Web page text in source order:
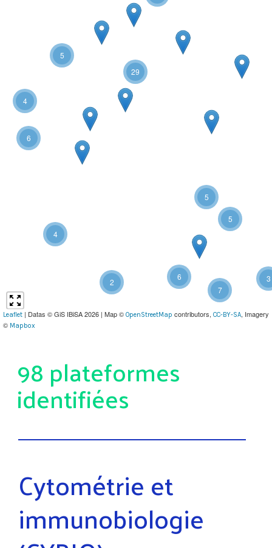
2
5
4
3
6
6
5
7
29
4
5
Leaflet | Datas © GiS IBiSA 2026 | Map © OpenStreetMap contributors, CC-BY-SA, Imagery
© Mapbox
98 plateformes
identifiées
Cytométrie et
immunobiologie